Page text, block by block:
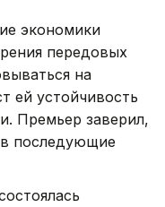
экономики
передовых
на
ей устойчивость
Премьер заверил,
последующие